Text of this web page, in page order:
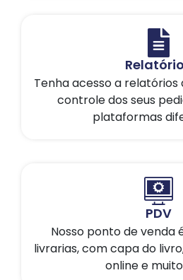
Tenha acesso a relatórios
controle dos seus
plataformas
PDV
Nosso ponto de venda
livrarias, com capa do
online e